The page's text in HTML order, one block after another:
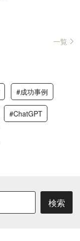
一覧
#成功事例
#ChatGPT